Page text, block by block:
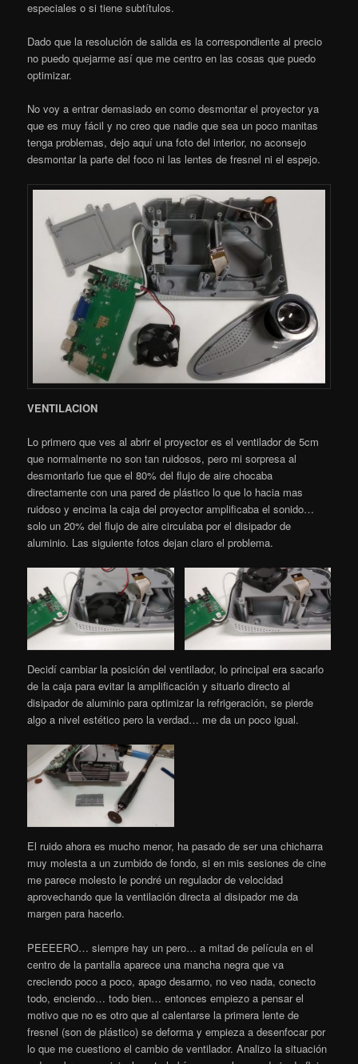
especiales o si tiene subtítulos.
Dado que la resolución de salida es la correspondiente al precio
no puedo quejarme así que me centro en las cosas que puedo
optimizar.
No voy a entrar demasiado en como desmontar el proyector ya
que es muy fácil y no creo que nadie que sea un poco manitas
tenga problemas, dejo aquí una foto del interior, no aconsejo
desmontar la parte del foco ni las lentes de fresnel ni el espejo.
VENTILACION
Lo primero que ves al abrir el proyector es el ventilador de 5cm
que normalmente no son tan ruidosos, pero mi sorpresa al
desmontarlo fue que el 80% del flujo de aire chocaba
directamente con una pared de plástico lo que lo hacia mas
ruidoso y encima la caja del proyector amplificaba el sonido…
solo un 20% del flujo de aire circulaba por el disipador de
aluminio. Las siguiente fotos dejan claro el problema.
Decidí cambiar la posición del ventilador, lo principal era sacarlo
de la caja para evitar la amplificación y situarlo directo al
disipador de aluminio para optimizar la refrigeración, se pierde
algo a nivel estético pero la verdad… me da un poco igual.
El ruido ahora es mucho menor, ha pasado de ser una chicharra
muy molesta a un zumbido de fondo, si en mis sesiones de cine
me parece molesto le pondré un regulador de velocidad
aprovechando que la ventilación directa al disipador me da
margen para hacerlo.
PEEEERO… siempre hay un pero… a mitad de película en el
centro de la pantalla aparece una mancha negra que va
creciendo poco a poco, apago desarmo, no veo nada, conecto
todo, enciendo… todo bien… entonces empiezo a pensar el
motivo que no es otro que al calentarse la primera lente de
fresnel (son de plástico) se deforma y empieza a desenfocar por
lo que me cuestiono el cambio de ventilador. Analizo la situación